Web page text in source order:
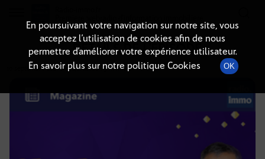
DÉTAILS DE L'ÉPISODE
10 septembre 2021à 5h40, durée : 5 minutes
En poursuivant votre navigation sur notre site, vous
acceptez l’utilisation de cookies afin de nous
permettre d’améliorer votre expérience utilisateur.
En savoir plus sur notre politique Cookies
OK